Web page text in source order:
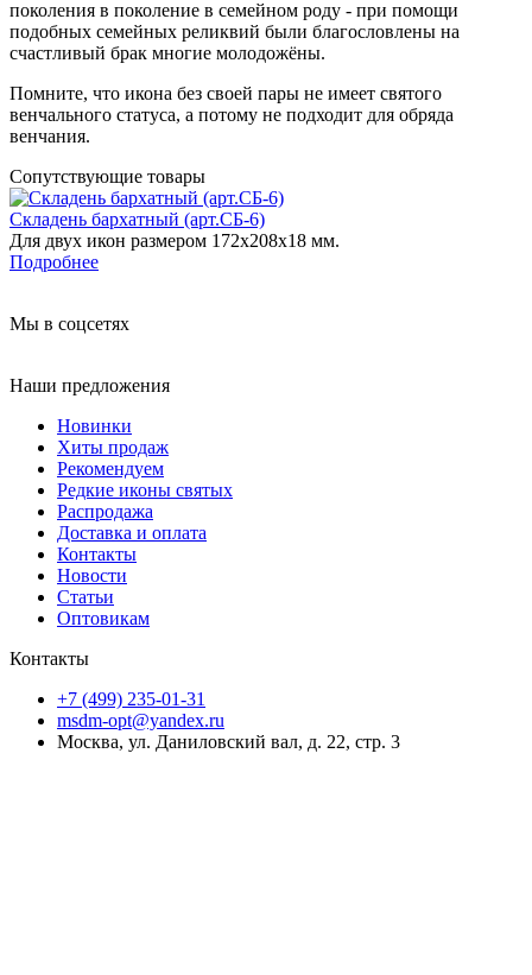
поколения в поколение в семейном роду - при помощи
подобных семейных реликвий были благословлены на
счастливый брак многие молодожёны.
Помните, что икона без своей пары не имеет святого
венчального статуса, а потому не подходит для обряда
венчания.
Сопутствующие товары
Складень бархатный (арт.СБ-6)
Для двух икон размером 172х208х18 мм.
Подробнее
Мы в соцсетях
Наши предложения
Новинки
Хиты продаж
Рекомендуем
Редкие иконы святых
Распродажа
Доставка и оплата
Контакты
Новости
Статьи
Оптовикам
Контакты
+7 (499) 235-01-31
msdm-opt@yandex.ru
Москва, ул. Даниловский вал, д. 22, стр. 3